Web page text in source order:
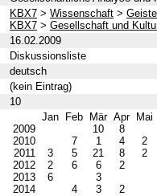
KBX7 > Wissenschaft >
KBX7 > Gesellschaft und
16.02.2009
Diskussionsliste
deutsch
(kein Eintrag)
10
Jan Feb Mär Apr Mai
2009
10 8
2010
7 1 4 2
2011
3 5 21 8 2
2012
2 6 6 2
2013
6 3
2014
4 3 2